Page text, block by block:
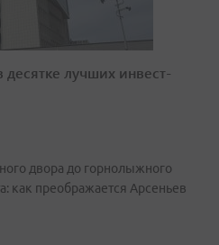
лучших инвест-
двора до горнолыжного
как преображается Арсеньев